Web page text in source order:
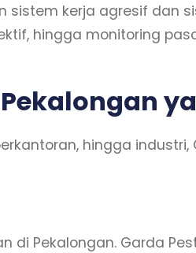
sistem kerja agresif dan
hingga monitoring
hingga
di Pekalongan. Garda